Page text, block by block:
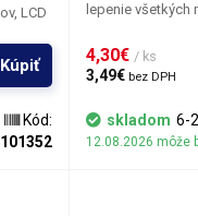
LCD
teda
a
ako
Kúpiť
Kód:
101352
lepenie všetkých
priestore. V
použiť na
umiestnených v
bzučiaky, moduly
4,30€ / ks
3,49€ bez DPH
skladom 6-
12.08.2026 môže